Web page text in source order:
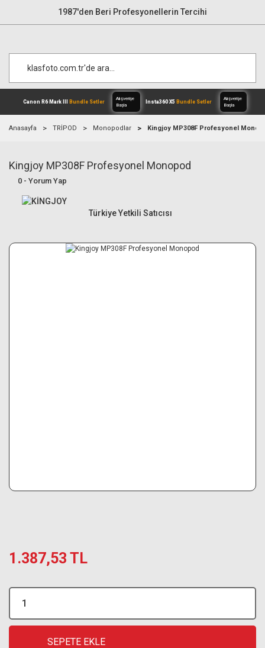
1987'den Beri Profesyonellerin Tercihi
Canon R6 Mark IIIBundle Setler
Anasayfa TRİPOD Monopodlar Kingjoy MP308F Profesyonel
Kingjoy MP308F Profesyonel Monopod
0 - Yorum Yap
Türkiye Yetkili Satıcısı
1.387,53 TL
SEPETE EKLE